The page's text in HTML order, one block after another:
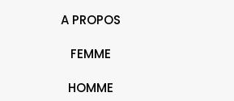
A PROPOS
FEMME
HOMME